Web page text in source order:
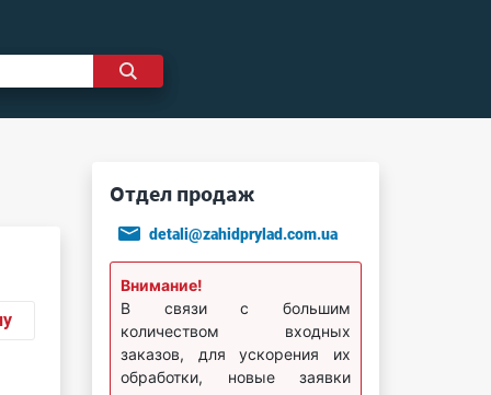
Отдел продаж
detali@zahidprylad.com.ua
Внимание!
В связи с большим
количеством входных
заказов, для ускорения их
обработки, новые заявки